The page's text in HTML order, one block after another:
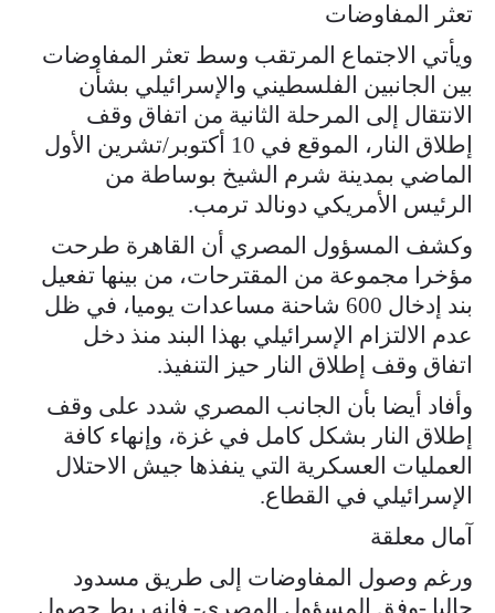
تعثر المفاوضات
ويأتي الاجتماع المرتقب وسط تعثر المفاوضات
بين الجانبين الفلسطيني والإسرائيلي بشأن
الانتقال إلى المرحلة الثانية من اتفاق وقف
إطلاق النار، الموقع في 10 أكتوبر/تشرين الأول
الماضي بمدينة شرم الشيخ بوساطة من
الرئيس الأمريكي دونالد ترمب.
وكشف المسؤول المصري أن القاهرة طرحت
مؤخرا مجموعة من المقترحات، من بينها تفعيل
بند إدخال 600 شاحنة مساعدات يوميا، في ظل
عدم الالتزام الإسرائيلي بهذا البند منذ دخل
اتفاق وقف إطلاق النار حيز التنفيذ.
وأفاد أيضا بأن الجانب المصري شدد على وقف
إطلاق النار بشكل كامل في غزة، وإنهاء كافة
العمليات العسكرية التي ينفذها جيش الاحتلال
الإسرائيلي في القطاع.
آمال معلقة
ورغم وصول المفاوضات إلى طريق مسدود
حاليا -وفق المسؤول المصري- فإنه ربط حصول